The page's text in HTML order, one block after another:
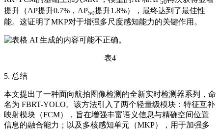
50
提升（AP提升0.7%，AP50提升1.8%），最终达到了最佳性
能。这证明了MKP对于增强多尺度感知能力的关键作用。
表4
5. 总结
本文提出了一种面向航拍图像检测的全新实时检测器系列，命
名为 FBRT-YOLO。该方法引入了两个轻量级模块：特征互补
映射模块（FCM），旨在增强丰富语义信息与精确空间位置
信息的融合能力；以及多核感知单元（MKP），用于加强多